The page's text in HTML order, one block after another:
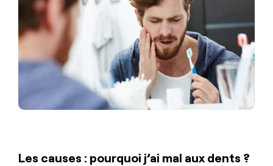
Les causes : pourquoi j’ai mal aux dents ?